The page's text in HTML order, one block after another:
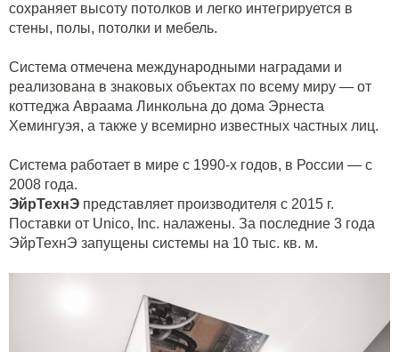
сохраняет высоту потолков и легко интегрируется в
стены, полы, потолки и мебель.
Система отмечена международными наградами и
реализована в знаковых объектах по всему миру — от
коттеджа Авраама Линкольна до дома Эрнеста
Хемингуэя, а также у всемирно известных частных лиц.
Система работает в мире с 1990-х годов, в России — с
2008 года.
ЭйрТехнЭ представляет производителя с 2015 г.
Поставки от Unico, Inc. налажены. За последние 3 года
ЭйрТехнЭ запущены системы на 10 тыс. кв. м.